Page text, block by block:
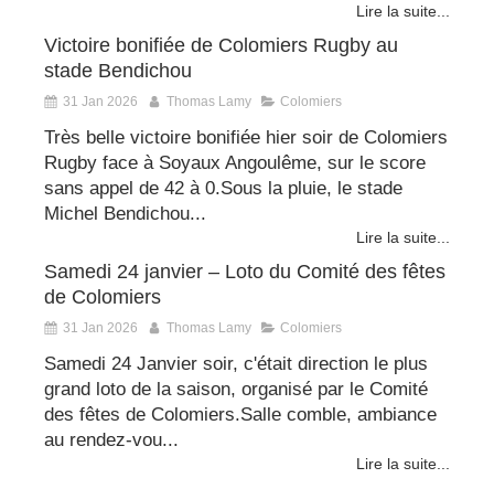
Lire la suite...
Victoire bonifiée de Colomiers Rugby au
stade Bendichou
31 Jan 2026 Thomas Lamy Colomiers
Très belle victoire bonifiée hier soir de Colomiers
Rugby face à Soyaux Angoulême, sur le score
sans appel de 42 à 0.Sous la pluie, le stade
Michel Bendichou...
Lire la suite...
Samedi 24 janvier – Loto du Comité des fêtes
de Colomiers
31 Jan 2026 Thomas Lamy Colomiers
Samedi 24 Janvier soir, c'était direction le plus
grand loto de la saison, organisé par le Comité
des fêtes de Colomiers.Salle comble, ambiance
au rendez-vou...
Lire la suite...